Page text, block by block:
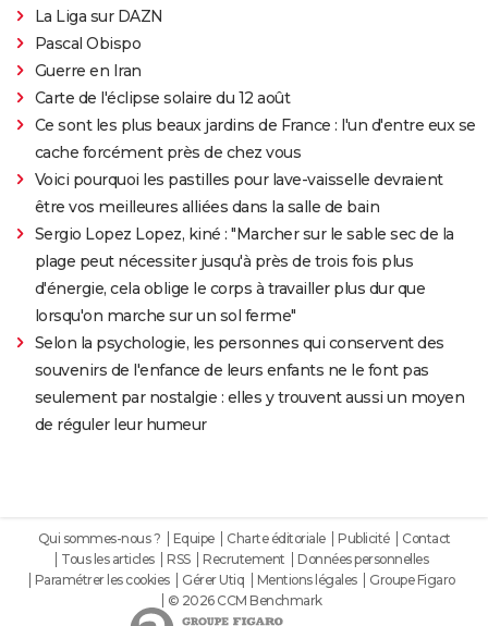
La Liga sur DAZN
Pascal Obispo
Guerre en Iran
Carte de l'éclipse solaire du 12 août
Ce sont les plus beaux jardins de France : l'un d'entre eux se
cache forcément près de chez vous
Voici pourquoi les pastilles pour lave-vaisselle devraient
être vos meilleures alliées dans la salle de bain
Sergio Lopez Lopez, kiné : "Marcher sur le sable sec de la
plage peut nécessiter jusqu'à près de trois fois plus
d'énergie, cela oblige le corps à travailler plus dur que
lorsqu'on marche sur un sol ferme"
Selon la psychologie, les personnes qui conservent des
souvenirs de l'enfance de leurs enfants ne le font pas
seulement par nostalgie : elles y trouvent aussi un moyen
de réguler leur humeur
Qui sommes-nous ? Equipe Charte éditoriale Publicité
Contact
Tous les articles
RSS Recrutement
Données personnelles
Paramétrer les cookies
Gérer Utiq Mentions légales
Groupe Figaro
© 2026 CCM Benchmark